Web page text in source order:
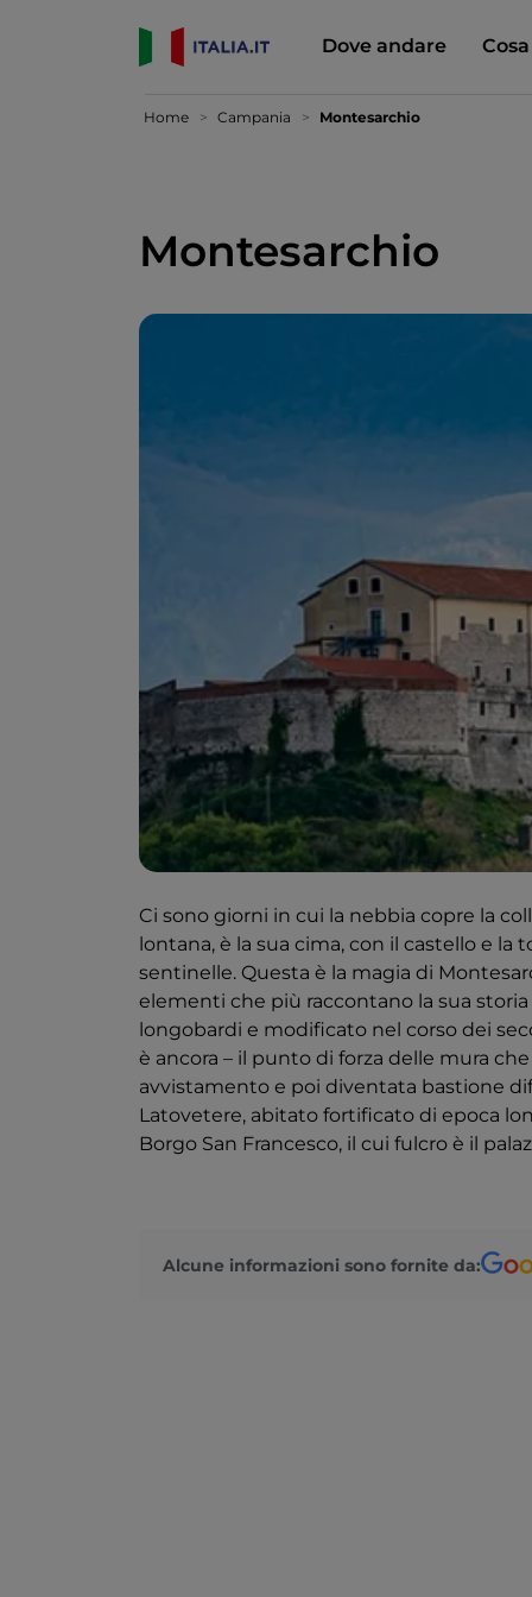
Dove andare
Home Campania Montesarchio
Montesarchio
Ci sono giorni in cui la nebbia copre la
lontana, è la sua cima, con il castello e
sentinelle. Questa è la magia di
elementi che più raccontano la sua
longobardi e modificato nel corso dei
è ancora – il punto di forza delle mura
avvistamento e poi diventata bastione
Latovetere, abitato fortificato di epoca
Borgo San Francesco, il cui fulcro è il
Alcune informazioni sono fornite da: